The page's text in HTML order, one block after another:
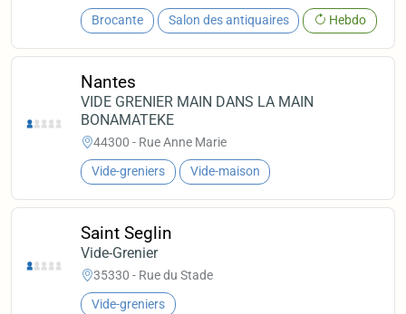
Brocante Salon des antiquaires Hebdo
Nantes
VIDE GRENIER MAIN DANS LA MAIN
BONAMATEKE
44300 - Rue Anne Marie
Vide-greniers Vide-maison
Saint Seglin
Vide-Grenier
35330 - Rue du Stade
Vide-greniers